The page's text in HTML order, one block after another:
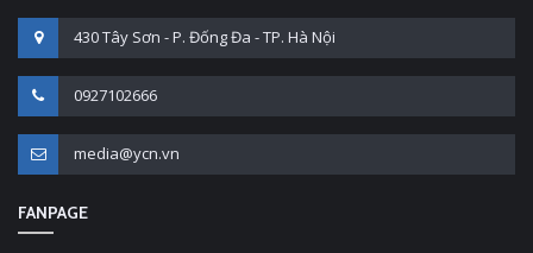
430 Tây Sơn - P. Đống Đa - TP. Hà Nội
0927102666
media@ycn.vn
FANPAGE